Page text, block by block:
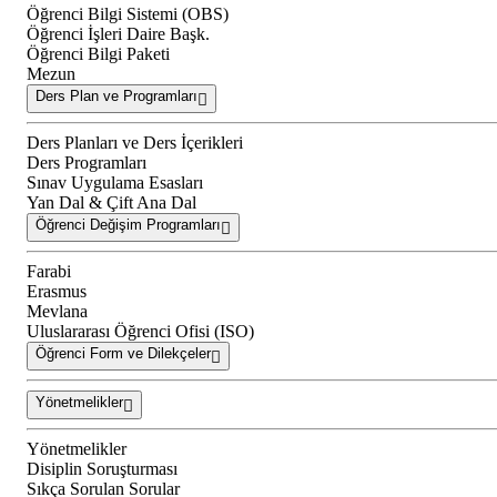
Öğrenci Bilgi Sistemi (OBS)
Öğrenci İşleri Daire Başk.
Öğrenci Bilgi Paketi
Mezun
Ders Plan ve Programları
Ders Planları ve Ders İçerikleri
Ders Programları
Sınav Uygulama Esasları
Yan Dal & Çift Ana Dal
Öğrenci Değişim Programları
Farabi
Erasmus
Mevlana
Uluslararası Öğrenci Ofisi (ISO)
Öğrenci Form ve Dilekçeler
Yönetmelikler
Yönetmelikler
Disiplin Soruşturması
Sıkça Sorulan Sorular